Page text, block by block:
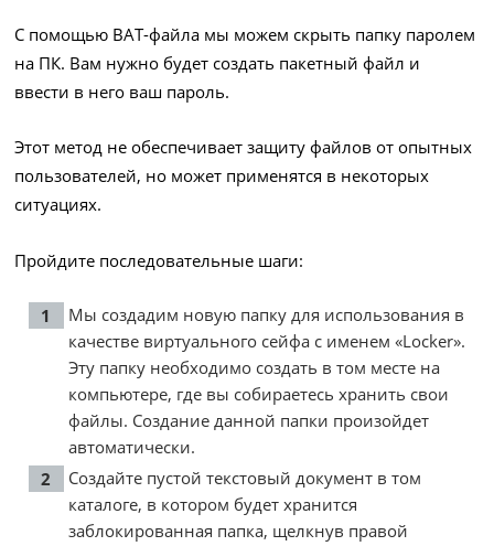
С помощью BAT-файла мы можем скрыть папку паролем
на ПК. Вам нужно будет создать пакетный файл и
ввести в него ваш пароль.
Этот метод не обеспечивает защиту файлов от опытных
пользователей, но может применятся в некоторых
ситуациях.
Пройдите последовательные шаги:
Мы создадим новую папку для использования в
качестве виртуального сейфа с именем «Locker».
Эту папку необходимо создать в том месте на
компьютере, где вы собираетесь хранить свои
файлы. Создание данной папки произойдет
автоматически.
Создайте пустой текстовый документ в том
каталоге, в котором будет хранится
заблокированная папка, щелкнув правой